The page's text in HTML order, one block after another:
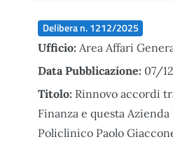
Delibera n. 1212/2025
Ufficio: Area Affari
Data Pubblicazione: 07/
Titolo: Rinnovo accordi
Finanza e questa
Policlinico Paolo